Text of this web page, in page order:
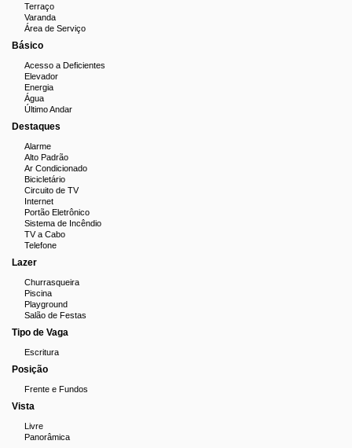
Terraço
Varanda
Área de Serviço
Básico
Acesso a Deficientes
Elevador
Energia
Água
Último Andar
Destaques
Alarme
Alto Padrão
Ar Condicionado
Bicicletário
Circuito de TV
Internet
Portão Eletrônico
Sistema de Incêndio
TV a Cabo
Telefone
Lazer
Churrasqueira
Piscina
Playground
Salão de Festas
Tipo de Vaga
Escritura
Posição
Frente e Fundos
Vista
Livre
Panorâmica